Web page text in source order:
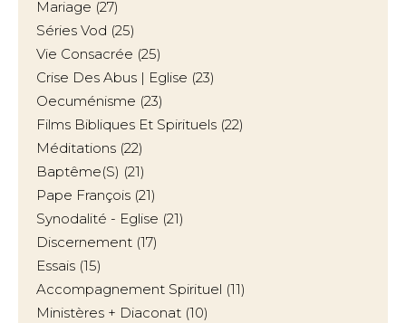
Mariage (27)
Séries Vod (25)
Vie Consacrée (25)
Crise Des Abus | Eglise (23)
Oecuménisme (23)
Films Bibliques Et Spirituels (22)
Méditations (22)
Baptême(s) (21)
Pape François (21)
Synodalité - Eglise (21)
Discernement (17)
Essais (15)
Accompagnement Spirituel (11)
Ministères + Diaconat (10)